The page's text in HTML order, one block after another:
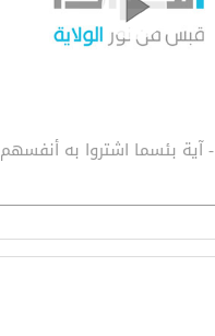
اقرأ وتدبر 812 - آية بئسما اشتروا به أنفسهم